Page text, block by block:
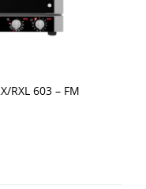
RXL 603 – FM